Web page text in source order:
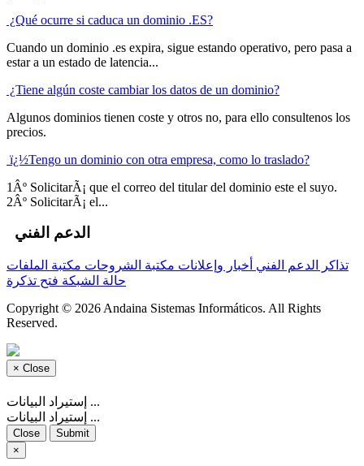
¿Qué ocurre si caduca un dominio .ES?
Cuando un dominio .es expira, sigue estando operativo, pero pasa a
estar a un estado de latencia...
¿Tiene algún coste cambiar los datos de un dominio?
Algunos dominios tienen coste y otros no, para ello consultenos los
precios.
ï¿½Tengo un dominio con otra empresa, como lo traslado?
1Âº SolicitarÃ¡ que el correo del titular del dominio este el suyo.
2Âº SolicitarÃ¡ el...
الدعم الفني
تذاكر الدعم الفني أخبار وإعلانات مكتبة الشروحات مكتبة الملفات
حالة الشبكة فتح تذكرة
Copyright © 2026 Andaina Sistemas Informáticos. All Rights
Reserved.
× Close
إستيراد البيانات ...
إستيراد البيانات ...
Close
Submit
×